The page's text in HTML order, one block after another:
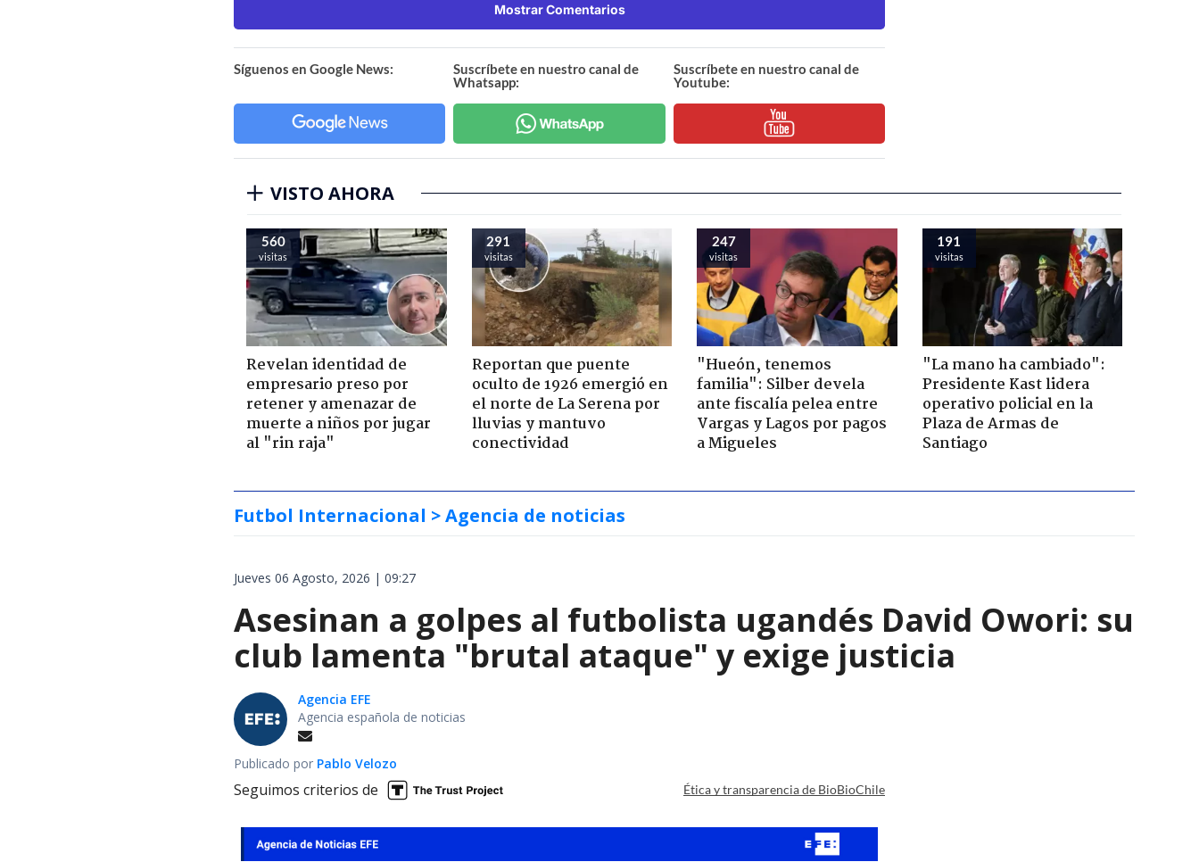
Mostrar Comentarios
Síguenos en Google News:
Suscríbete en nuestro canal de
Whatsapp:
Suscríbete en nuestro canal de
Youtube:
VISTO AHORA
560
visitas
Revelan identidad de
empresario preso por
retener y amenazar de
muerte a niños por jugar
al "rin raja"
291
visitas
Reportan que puente
oculto de 1926 emergió en
el norte de La Serena por
lluvias y mantuvo
conectividad
247
visitas
"Hueón, tenemos
familia": Silber devela
ante fiscalía pelea entre
Vargas y Lagos por pagos
a Migueles
191
visitas
"La mano ha cambiado":
Presidente Kast lidera
operativo policial en la
Plaza de Armas de
Santiago
Futbol Internacional > Agencia de noticias
Jueves 06 Agosto, 2026 | 09:27
Asesinan a golpes al futbolista ugandés David Owori: su
club lamenta "brutal ataque" y exige justicia
Agencia EFE
Agencia española de noticias
Publicado por Pablo Velozo
Seguimos criterios de Ética y transparencia de BioBioChile